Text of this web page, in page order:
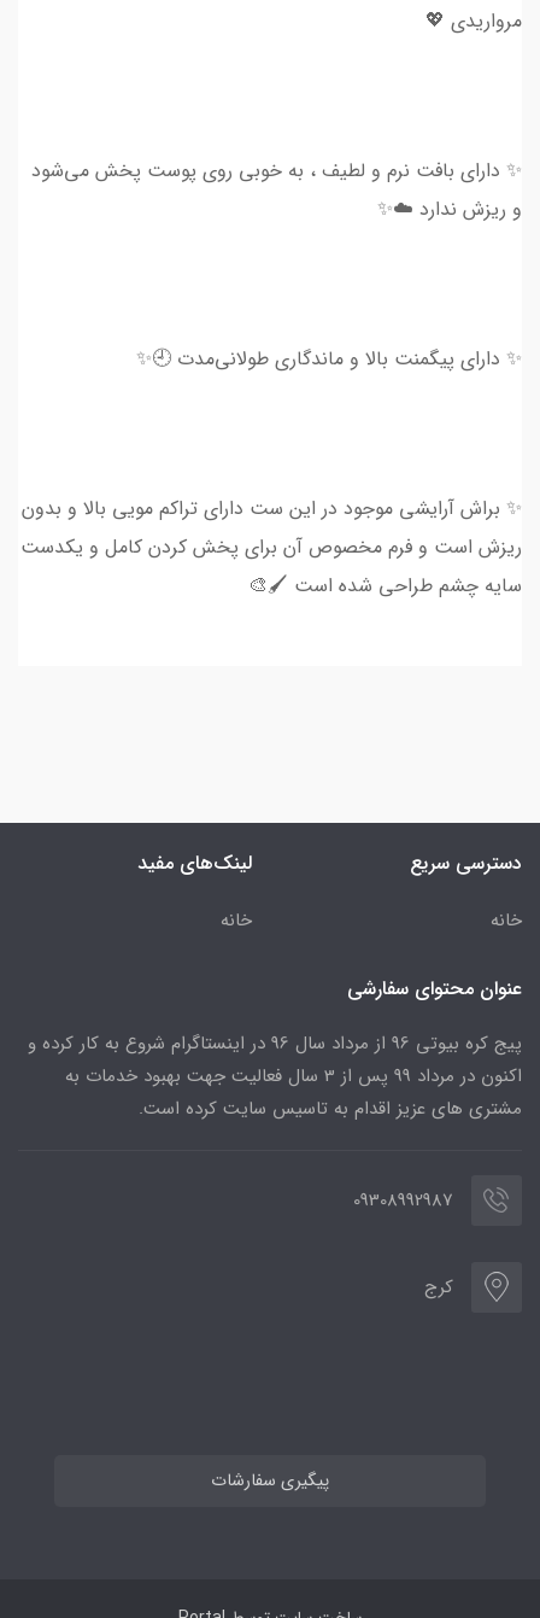
مرواریدی 💖
✨ دارای بافت نرم و لطیف ، به خوبی روی پوست پخش می‌شود
و ریزش ندارد ☁️✨
✨ دارای پیگمنت بالا و ماندگاری طولانی‌مدت 🕘✨
✨ براش آرایشی موجود در این ست دارای تراکم مویی بالا و بدون
ریزش است و فرم مخصوص آن برای پخش کردن کامل و یکدست
سایه چشم طراحی شده است 🖌🎨
دسترسی سریع
خانه
لینک‌های مفید
خانه
عنوان محتوای سفارشی
پیج کره بیوتی 96 از مرداد سال 96 در اینستاگرام شروع به کار کرده و
اکنون در مرداد 99 پس از 3 سال فعالیت جهت بهبود خدمات به
مشتری های عزیز اقدام به تاسیس سایت کرده است.
09308992987
کرج
پیگیری سفارشات